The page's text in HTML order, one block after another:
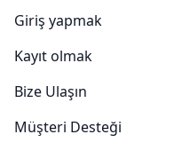
Giriş yapmak
Kayıt olmak
Bize Ulaşın
Müşteri Desteği